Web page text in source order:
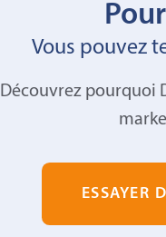
Vous pouvez
Découvrez pourquoi
ESSAYER